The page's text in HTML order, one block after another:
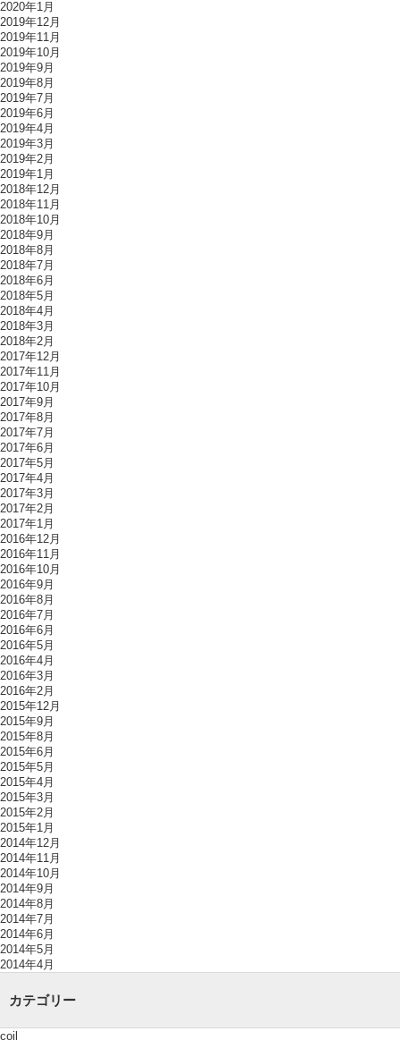
2020年1月
2019年12月
2019年11月
2019年10月
2019年9月
2019年8月
2019年7月
2019年6月
2019年4月
2019年3月
2019年2月
2019年1月
2018年12月
2018年11月
2018年10月
2018年9月
2018年8月
2018年7月
2018年6月
2018年5月
2018年4月
2018年3月
2018年2月
2017年12月
2017年11月
2017年10月
2017年9月
2017年8月
2017年7月
2017年6月
2017年5月
2017年4月
2017年3月
2017年2月
2017年1月
2016年12月
2016年11月
2016年10月
2016年9月
2016年8月
2016年7月
2016年6月
2016年5月
2016年4月
2016年3月
2016年2月
2015年12月
2015年9月
2015年8月
2015年6月
2015年5月
2015年4月
2015年3月
2015年2月
2015年1月
2014年12月
2014年11月
2014年10月
2014年9月
2014年8月
2014年7月
2014年6月
2014年5月
2014年4月
カテゴリー
coil